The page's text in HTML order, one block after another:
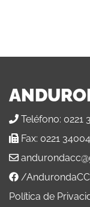
Teléfono: 0221
Fax: 0221
/AndurondaCC
Política de